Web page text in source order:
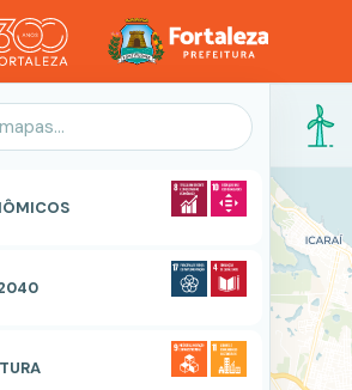
do Mapa
de Interesse Social